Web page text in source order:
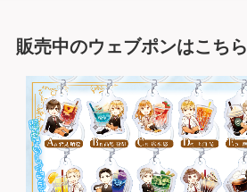
販売中のウェブポンはこちら